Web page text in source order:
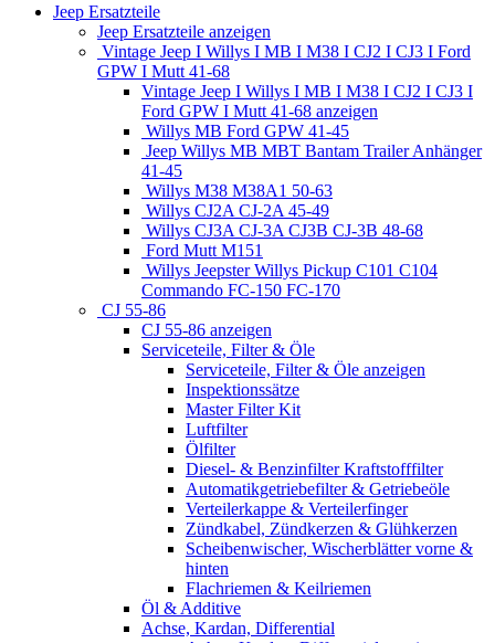
Jeep Ersatzteile
Jeep Ersatzteile anzeigen
Vintage Jeep I Willys I MB I M38 I CJ2 I CJ3 I Ford
GPW I Mutt 41-68
Vintage Jeep I Willys I MB I M38 I CJ2 I CJ3 I
Ford GPW I Mutt 41-68 anzeigen
Willys MB Ford GPW 41-45
Jeep Willys MB MBT Bantam Trailer Anhänger
41-45
Willys M38 M38A1 50-63
Willys CJ2A CJ-2A 45-49
Willys CJ3A CJ-3A CJ3B CJ-3B 48-68
Ford Mutt M151
Willys Jeepster Willys Pickup C101 C104
Commando FC-150 FC-170
CJ 55-86
CJ 55-86 anzeigen
Serviceteile, Filter & Öle
Serviceteile, Filter & Öle anzeigen
Inspektionssätze
Master Filter Kit
Luftfilter
Ölfilter
Diesel- & Benzinfilter Kraftstofffilter
Automatikgetriebefilter & Getriebeöle
Verteilerkappe & Verteilerfinger
Zündkabel, Zündkerzen & Glühkerzen
Scheibenwischer, Wischerblätter vorne &
hinten
Flachriemen & Keilriemen
Öl & Additive
Achse, Kardan, Differential